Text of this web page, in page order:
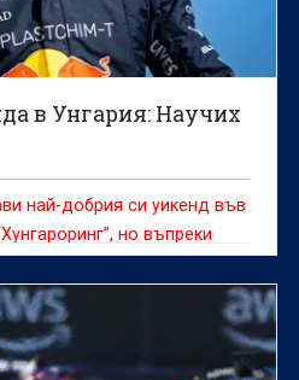
в Унгария: Научих
най-добрия си уикенд във
но въпреки
лидер в първенството